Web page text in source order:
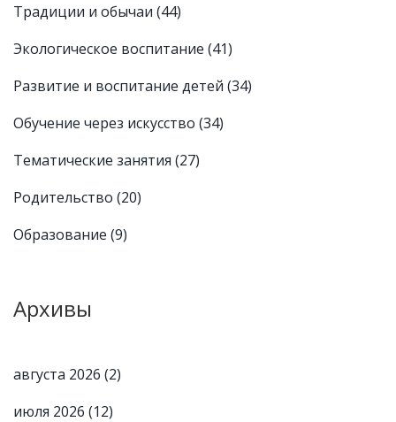
Традиции и обычаи (44)
Экологическое воспитание (41)
Развитие и воспитание детей (34)
Обучение через искусство (34)
Тематические занятия (27)
Родительство (20)
Образование (9)
Архивы
августа 2026 (2)
июля 2026 (12)